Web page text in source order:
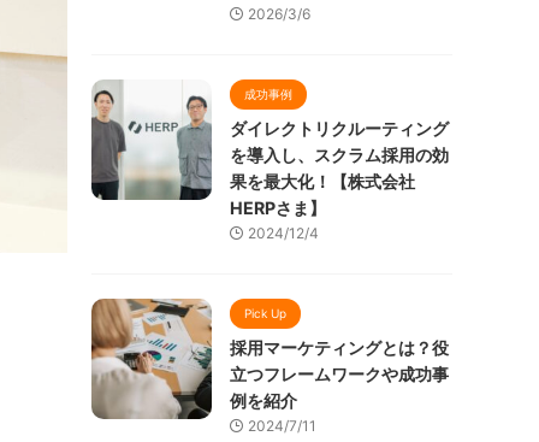
2026/3/6
成功事例
ダイレクトリクルーティング
を導入し、スクラム採用の効
果を最大化！【株式会社
HERPさま】
2024/12/4
Pick Up
採用マーケティングとは？役
立つフレームワークや成功事
例を紹介
2024/7/11